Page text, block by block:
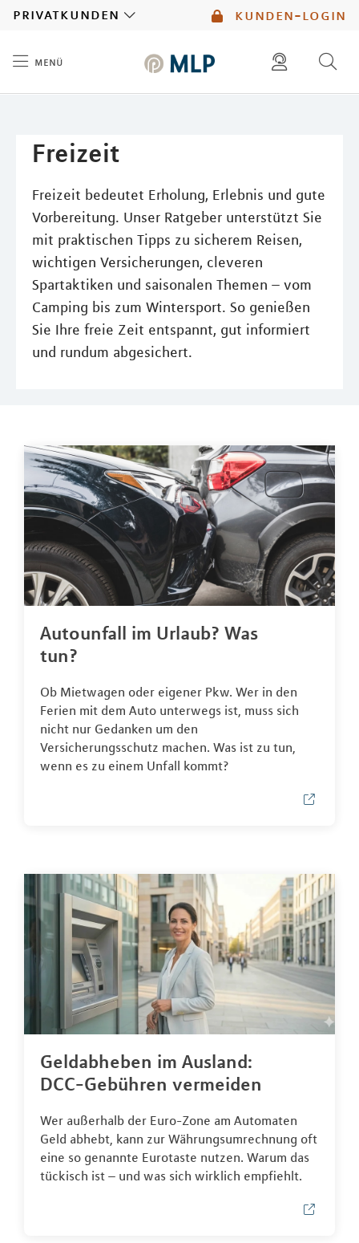
kunden-login
privatkunden
menü
Freizeit
Freizeit bedeutet Erholung, Erlebnis und gute
Vorbereitung. Unser Ratgeber unterstützt Sie
mit praktischen Tipps zu sicherem Reisen,
wichtigen Versicherungen, cleveren
Spartaktiken und saisonalen Themen – vom
Camping bis zum Wintersport. So genießen
Sie Ihre freie Zeit entspannt, gut informiert
und rundum abgesichert.
Autounfall im Urlaub? Was
tun?
Ob Mietwagen oder eigener Pkw. Wer in den
Ferien mit dem Auto unterwegs ist, muss sich
nicht nur Gedanken um den
Versicherungsschutz machen. Was ist zu tun,
wenn es zu einem Unfall kommt?
Geldabheben im Ausland:
DCC-Gebühren vermeiden
Wer außerhalb der Euro-Zone am Automaten
Geld abhebt, kann zur Währungsumrechnung oft
eine so genannte Eurotaste nutzen. Warum das
tückisch ist – und was sich wirklich empfiehlt.